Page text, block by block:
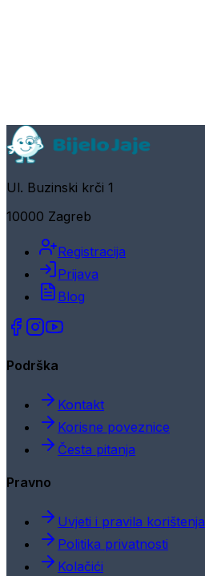
Ul. Buzinski krči 1
10000 Zagreb
Registracija
Prijava
Blog
Podrška
Kontakt
Korisne poveznice
Česta pitanja
Pravno
Uvjeti i pravila korištenja
Politika privatnosti
Kolačići